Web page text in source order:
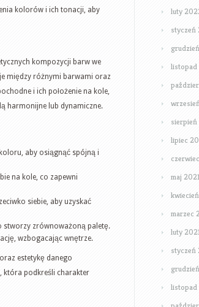
kolorów i ich tonacji, aby
kompozycji barw we
między różnymi barwami oraz
i ich położenie na kole,
harmonijne lub dynamiczne.
aby osiągnąć spójną i
na kole, co zapewni
siebie, aby uzyskać
stworzy zrównoważoną paletę.
wzbogacając wnętrze.
estetykę danego
która podkreśli charakter
luty
styczeń
listopad
sierpień
lipiec
maj 2021
marzec
luty
styczeń